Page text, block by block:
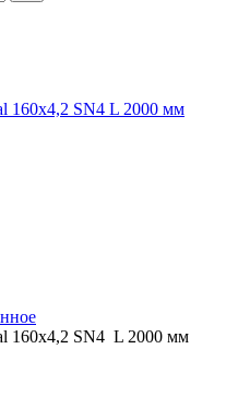
160х4,2 SN4 L 2000 мм
160х4,2 SN4 L 2000 мм